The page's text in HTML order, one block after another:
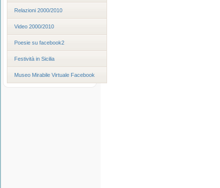
Relazioni 2000/2010
Video 2000/2010
Poesie su facebook2
Festività in Sicilia
Museo Mirabile Virtuale Facebook